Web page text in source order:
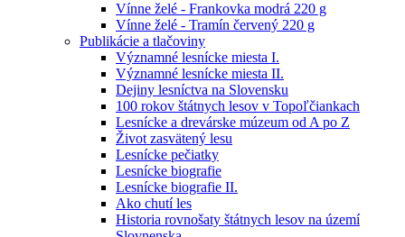
Vínne želé - Frankovka modrá 220 g
Vínne želé - Tramín červený 220 g
Publikácie a tlačoviny
Významné lesnícke miesta I.
Významné lesnícke miesta II.
Dejiny lesníctva na Slovensku
100 rokov štátnych lesov v Topoľčiankach
Lesnícke a drevárske múzeum od A po Z
Život zasvätený lesu
Lesnícke pečiatky
Lesnícke biografie
Lesnícke biografie II.
Ako chutí les
Historia rovnošaty štátnych lesov na území